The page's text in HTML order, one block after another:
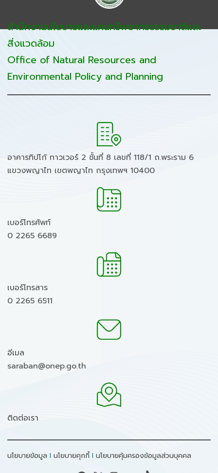
สำนักงานนโยบายและแผนทรัพยากรธรรมชาติและ
สิ่งแวดล้อม
Office of Natural Resources and
Environmental Policy and Planning
อาคารทิปโก้ ทาวเวอร์ 2 ชั้นที่ 8 เลขที่ 118/1 ถ.พระราม 6
แขวงพญาไท เขตพญาไท กรุงเทพฯ 10400
เบอร์โทรศัพท์
0 2265 6689
เบอร์โทรสาร
0 2265 6511
อีเมล
saraban@onep.go.th
ติดต่อเรา
นโยบายข้อมูล I นโยบายคุกกี้I นโยบายคุ้มครองข้อมูลส่วนบุคคล